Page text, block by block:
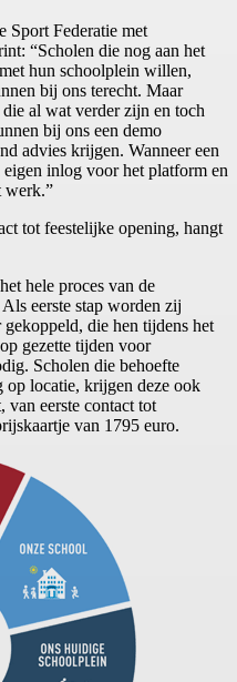
Sport Federatie met
“Scholen die nog aan het
hun schoolplein willen,
bij ons terecht. Maar
al wat verder zijn en toch
bij ons een demo
advies krijgen. Wanneer een
inlog voor het platform en
werk.”
tot feestelijke opening, hangt
hele proces van de
eerste stap worden zij
die hen tijdens het
gezette tijden voor
Scholen die behoefte
op locatie, krijgen deze ook
van eerste contact tot
van 1795 euro.